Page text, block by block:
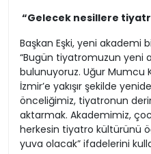
“Gelecek nesillere
Başkan Eşki, yeni akademi
“Bugün tiyatromuzun yeni
bulunuyoruz. Uğur Mumcu
İzmir’e yakışır şekilde
önceliğimiz, tiyatronun
aktarmak. Akademimiz,
herkesin tiyatro kültürünü
yuva olacak” ifadelerini